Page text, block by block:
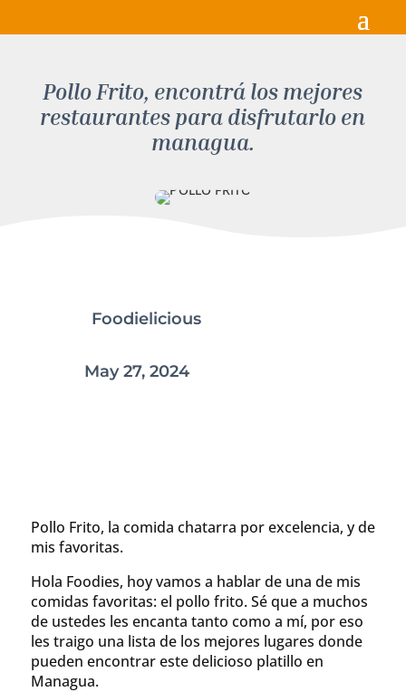
Pollo Frito, encontrá los mejores
restaurantes para disfrutarlo en
managua.
Foodielicious
May 27, 2024
Pollo Frito, la comida chatarra por excelencia, y de
mis favoritas.
Hola Foodies, hoy vamos a hablar de una de mis
comidas favoritas: el pollo frito. Sé que a muchos
de ustedes les encanta tanto como a mí, por eso
les traigo una lista de los mejores lugares donde
pueden encontrar este delicioso platillo en
Managua.